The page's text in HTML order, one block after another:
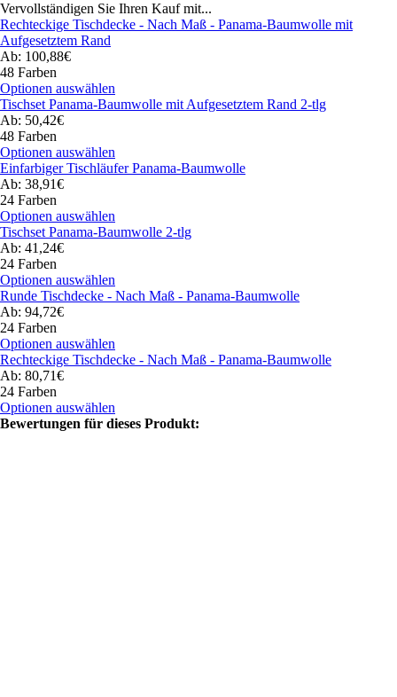
Vervollständigen Sie Ihren Kauf mit...
Rechteckige Tischdecke - Nach Maß - Panama-Baumwolle mit
Aufgesetztem Rand
Ab: 100,88€
48 Farben
Optionen auswählen
Tischset Panama-Baumwolle mit Aufgesetztem Rand 2-tlg
Ab: 50,42€
48 Farben
Optionen auswählen
Einfarbiger Tischläufer Panama-Baumwolle
Ab: 38,91€
24 Farben
Optionen auswählen
Tischset Panama-Baumwolle 2-tlg
Ab: 41,24€
24 Farben
Optionen auswählen
Runde Tischdecke - Nach Maß - Panama-Baumwolle
Ab: 94,72€
24 Farben
Optionen auswählen
Rechteckige Tischdecke - Nach Maß - Panama-Baumwolle
Ab: 80,71€
24 Farben
Optionen auswählen
Bewertungen für dieses Produkt: